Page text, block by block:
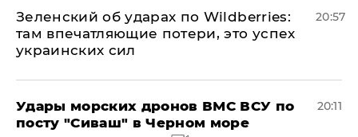
Зеленский об ударах по Wildberries:
там впечатляющие потери, это успех
украинских сил
20:57
Удары морских дронов ВМС ВСУ по
посту "Сиваш" в Черном море
20:11